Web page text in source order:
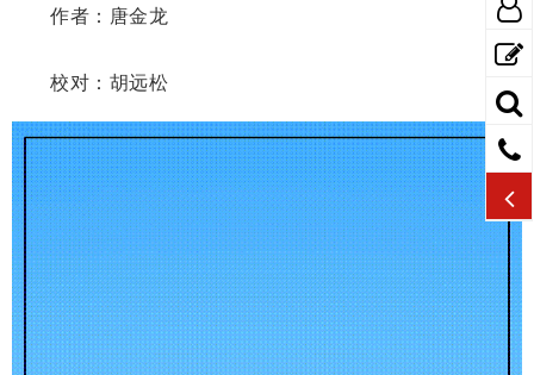
作者：唐金龙
校对：胡远松